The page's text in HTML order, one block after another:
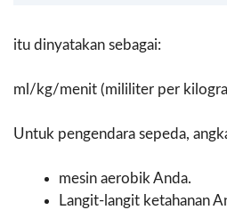
itu dinyatakan sebagai:
ml/kg/menit (mililiter per
Untuk pengendara sepeda,
mesin aerobik Anda.
Langit-langit ketahanan